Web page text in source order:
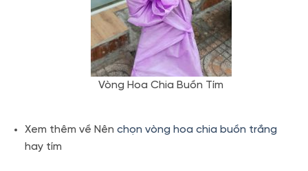
Vòng Hoa Chia Buồn Tím
Xem thêm về Nên chọn vòng hoa chia buồn trắng
hay tím